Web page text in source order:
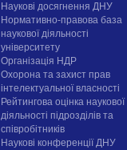
Наукові досягнення ДНУ
Нормативно-правова база
наукової діяльності
університету
Організація НДР
Охорона та захист прав
інтелектуальної власності
Рейтингова оцінка наукової
діяльності підрозділів та
співробітників
Наукові конференції ДНУ